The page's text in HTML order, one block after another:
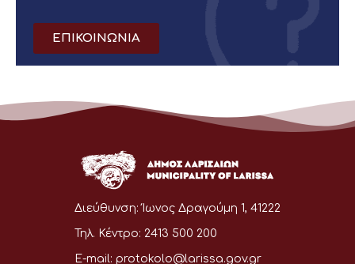
ΕΠΙΚΟΙΝΩΝΙΑ
Διεύθυνση: Ίωνος Δραγούμη 1, 41222
Τηλ. Κέντρο: 2413 500 200
E-mail: protokolo@larissa.gov.gr